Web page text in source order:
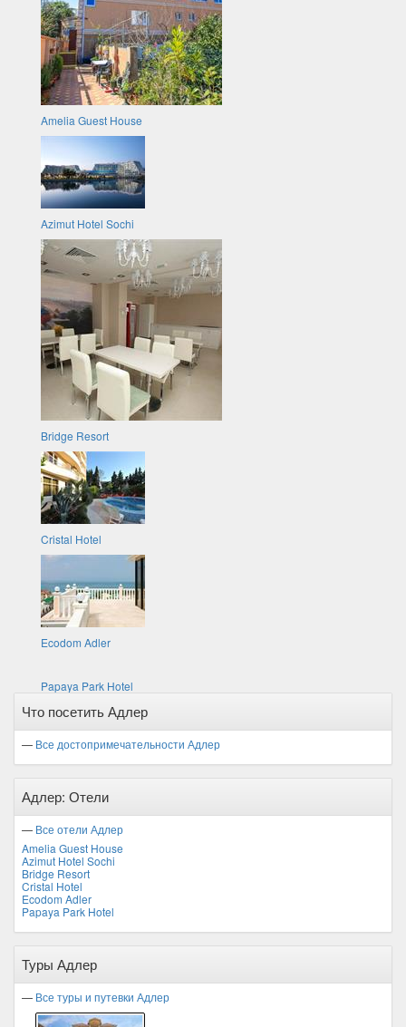
Amelia Guest House
Azimut Hotel Sochi
Bridge Resort
Cristal Hotel
Ecodom Adler
Papaya Park Hotel
Что посетить Адлер
— Все достопримечательности Адлер
Адлер: Отели
— Все отели Адлер
Amelia Guest House
Azimut Hotel Sochi
Bridge Resort
Cristal Hotel
Ecodom Adler
Papaya Park Hotel
Туры Адлер
— Все туры и путевки Адлер